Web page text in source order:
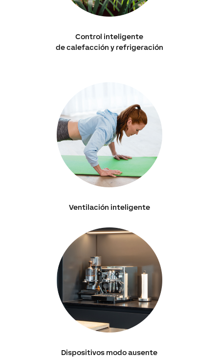
Control inteligente
de calefacción y refrigeración
Ventilación inteligente
Dispositivos modo ausente